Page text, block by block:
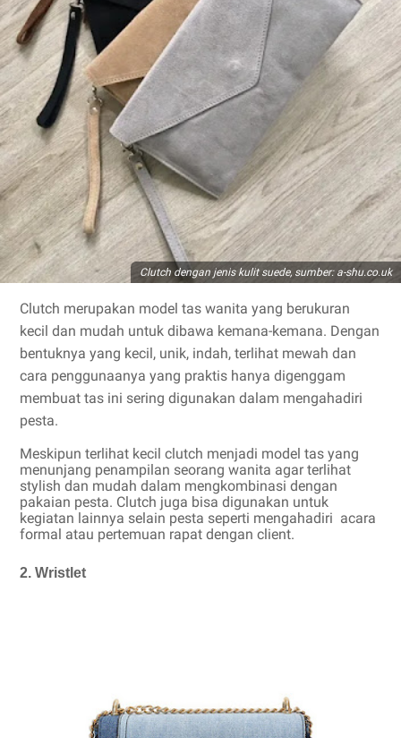
Clutch dengan jenis kulit suede, sumber: a-shu.co.uk
Clutch merupakan model tas wanita yang berukuran
kecil dan mudah untuk dibawa kemana-kemana. Dengan
bentuknya yang kecil, unik, indah, terlihat mewah dan
cara penggunaanya yang praktis hanya digenggam
membuat tas ini sering digunakan dalam mengahadiri
pesta.
Meskipun terlihat kecil clutch menjadi model tas yang
menunjang penampilan seorang wanita agar terlihat
stylish dan mudah dalam mengkombinasi dengan
pakaian pesta. Clutch juga bisa digunakan untuk
kegiatan lainnya selain pesta seperti mengahadiri acara
formal atau pertemuan rapat dengan client.
2. Wristlet